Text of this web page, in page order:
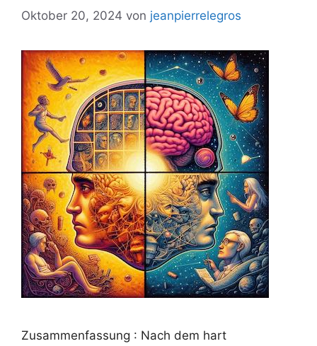
Oktober 20, 2024 von jeanpierrelegros
Zusammenfassung : Nach dem hart